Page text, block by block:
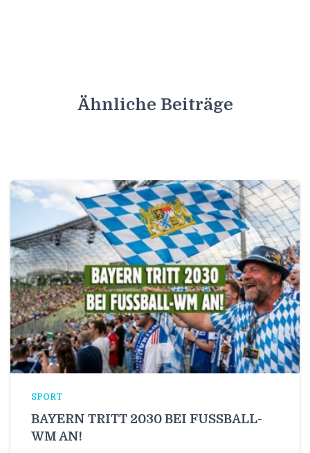
Ähnliche Beiträge
SPORT
BAYERN TRITT 2030 BEI FUSSBALL-
WM AN!